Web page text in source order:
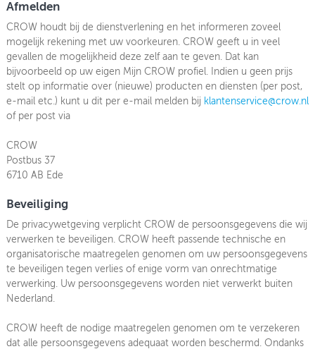
Afmelden
CROW houdt bij de dienstverlening en het informeren zoveel
mogelijk rekening met uw voorkeuren. CROW geeft u in veel
gevallen de mogelijkheid deze zelf aan te geven. Dat kan
bijvoorbeeld op uw eigen Mijn CROW profiel. Indien u geen prijs
stelt op informatie over (nieuwe) producten en diensten (per post,
e-mail etc.) kunt u dit per e-mail melden bij klantenservice@crow.nl
of per post via
CROW
Postbus 37
6710 AB Ede
Beveiliging
De privacywetgeving verplicht CROW de persoonsgegevens die wij
verwerken te beveiligen. CROW heeft passende technische en
organisatorische maatregelen genomen om uw persoonsgegevens
te beveiligen tegen verlies of enige vorm van onrechtmatige
verwerking. Uw persoonsgegevens worden niet verwerkt buiten
Nederland.
CROW heeft de nodige maatregelen genomen om te verzekeren
dat alle persoonsgegevens adequaat worden beschermd. Ondanks